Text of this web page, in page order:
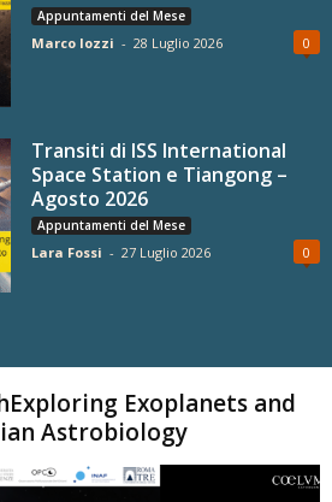
Appuntamenti del Mese
Marco Iozzi - 28 Luglio 2026 0
Transiti di ISS International
Space Station e Tiangong –
Agosto 2026
Appuntamenti del Mese
Lara Fossi - 27 Luglio 2026 0
Exoplanets and
Astrobiology